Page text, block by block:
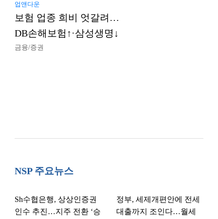
업앤다운
보험 업종 희비 엇갈려…
DB손해보험↑·삼성생명↓
금융/증권
NSP 주요뉴스
Sh수협은행, 상상인증권
인수 추진…지주 전환 ‘승
정부, 세제개편안에 전세
대출까지 조인다…월세